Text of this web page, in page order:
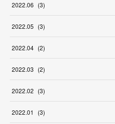
2022.06 (3)
2022.05 (3)
2022.04 (2)
2022.03 (2)
2022.02 (3)
2022.01 (3)